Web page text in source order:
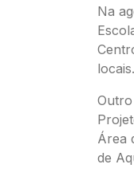
Na
locais.
Área
de